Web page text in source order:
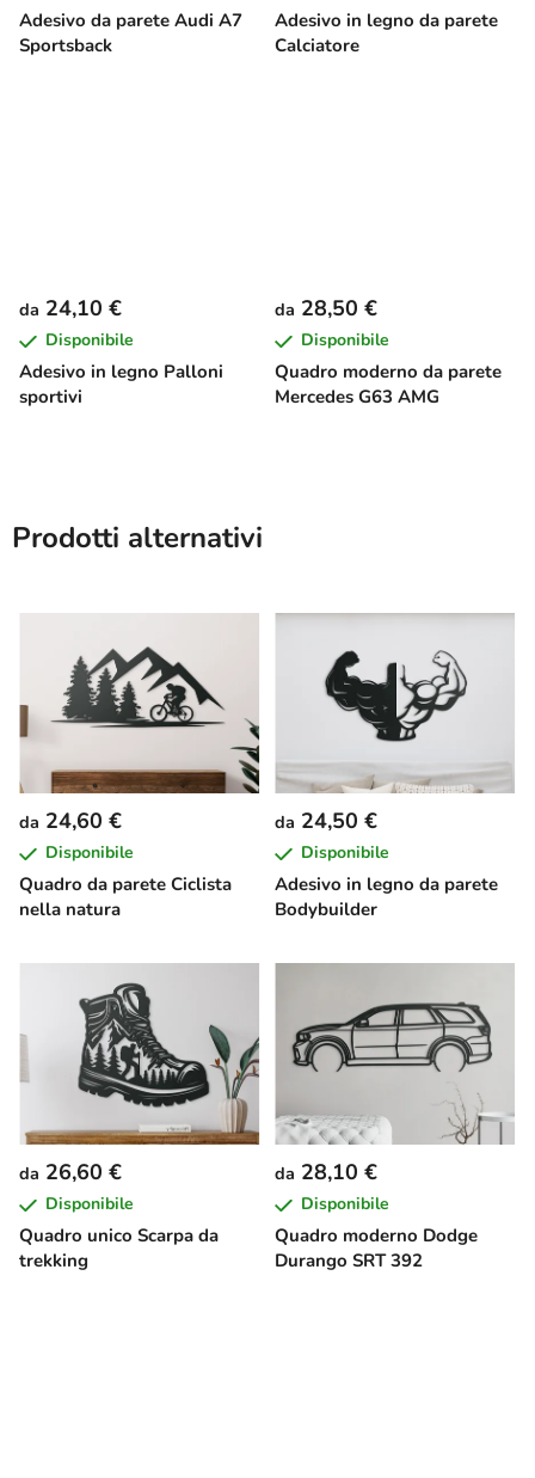
Adesivo da parete Audi A7
Sportsback
Adesivo in legno da parete
Calciatore
Adesivo in legno Palloni
sportivi
da 24,10 €
Disponibile
Quadro moderno da parete
Mercedes G63 AMG
da 28,50 €
Disponibile
Prodotti alternativi
Quadro da parete Ciclista
nella natura
da 24,60 €
Disponibile
Adesivo in legno da parete
Bodybuilder
da 24,50 €
Disponibile
Quadro unico Scarpa da
trekking
da 26,60 €
Disponibile
Quadro moderno Dodge
Durango SRT 392
da 28,10 €
Disponibile